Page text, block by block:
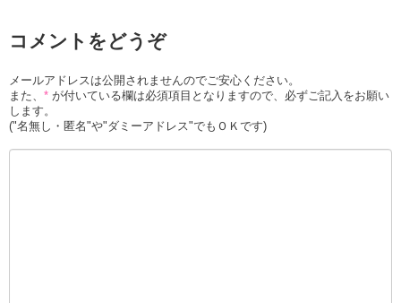
コメントをどうぞ
メールアドレスは公開されませんのでご安心ください。
また、 * が付いている欄は必須項目となりますので、必ずご記入をお願い
します。
("名無し・匿名"や"ダミーアドレス"でもＯＫです)